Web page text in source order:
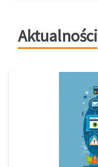
Aktualności